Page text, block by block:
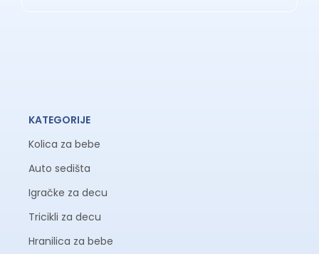
KATEGORIJE
Kolica za bebe
Auto sedišta
Igračke za decu
Tricikli za decu
Hranilica za bebe